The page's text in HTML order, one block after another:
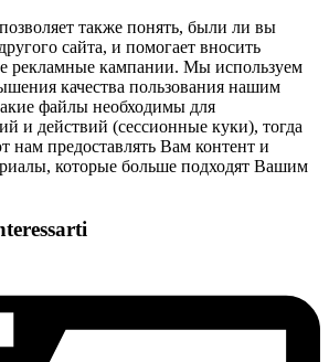
также понять, были ли вы
сайта, и помогает вносить
рекламные кампании. Мы используем
качества пользования нашим
файлы необходимы для
и действий (сессионные куки), тогда
нам предоставлять Вам контент и
которые больше подходят Вашим